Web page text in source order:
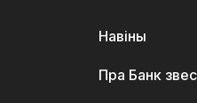
Навіны
Пра Банк